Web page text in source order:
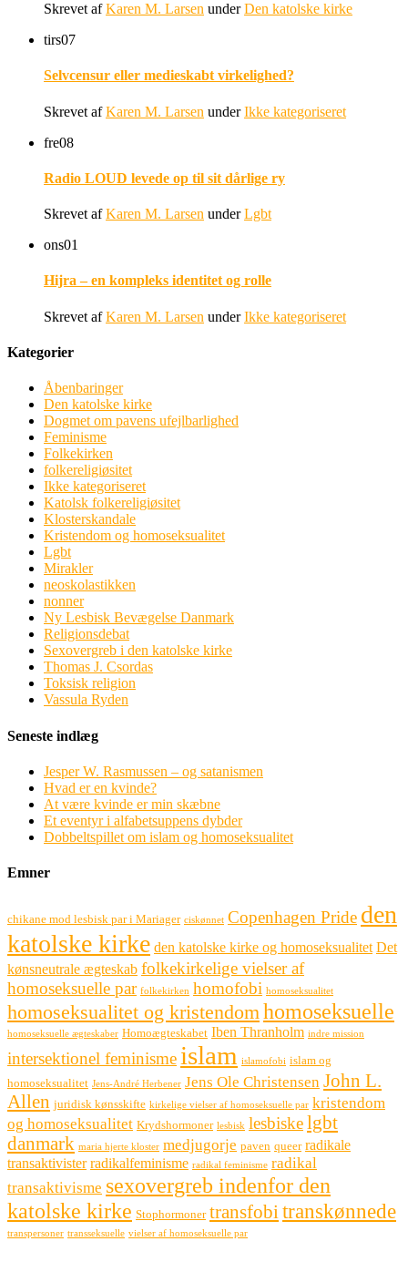
Skrevet afKaren M. Larsen underDen katolske kirke
tirs07
Selvcensur eller medieskabt virkelighed?
Skrevet afKaren M. Larsen underIkke kategoriseret
fre08
Radio LOUD levede op til sit dårlige ry
Skrevet afKaren M. Larsen underLgbt
ons01
Hijra – en kompleks identitet og rolle
Skrevet afKaren M. Larsen underIkke kategoriseret
Kategorier
Åbenbaringer
Den katolske kirke
Dogmet om pavens ufejlbarlighed
Feminisme
Folkekirken
folkereligiøsitet
Ikke kategoriseret
Katolsk folkereligiøsitet
Klosterskandale
Kristendom og homoseksualitet
Lgbt
Mirakler
neoskolastikken
nonner
Ny Lesbisk Bevægelse Danmark
Religionsdebat
Sexovergreb i den katolske kirke
Thomas J. Csordas
Toksisk religion
Vassula Ryden
Seneste indlæg
Jesper W. Rasmussen – og satanismen
Hvad er en kvinde?
At være kvinde er min skæbne
Et eventyr i alfabetsuppens dybder
Dobbeltspillet om islam og homoseksualitet
Emner
chikane mod lesbisk par i Mariager ciskønnet Copenhagen Pride den
katolske kirke den katolske kirke og homoseksualitet Det
kønsneutrale ægteskab folkekirkelige vielser af
homoseksuelle par folkekirken homofobi homoseksualitet
homoseksualitet og kristendomhomoseksuelle
homoseksuelle ægteskaber Homoægteskabet Iben Thranholm indre mission
intersektionel feminisme islam islamofobi islam og
homoseksualitet Jens-André Herbener Jens Ole Christensen John L.
Allen juridisk kønsskifte kirkelige vielser af homoseksuelle par kristendom
og homoseksualitet Krydshormoner lesbisk lesbiskelgbt
danmark maria hjerte kloster medjugorje paven queer radikale
transaktivister radikalfeminisme radikal feminisme radikal
transaktivisme sexovergreb indenfor den
katolske kirke Stophormoner transfobi transkønnede
transpersoner transseksuelle vielser af homoseksuelle par